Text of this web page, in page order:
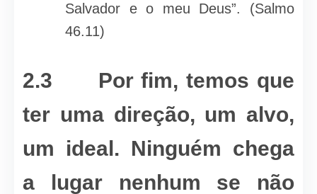
Salvador e o meu Deus”. (Salmo
46.11)
2.3 Por fim, temos que
ter uma direção, um alvo,
um ideal. Ninguém chega
a lugar nenhum se não